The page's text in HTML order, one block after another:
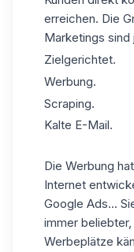
erreichen. Die
Marketings sind
Zielgerichtet.
Werbung.
Scraping.
Kalte E-Mail.
Die Werbung
Internet
Google Ads...
immer
Werbeplätze